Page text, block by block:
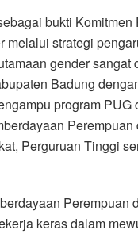
bukti Komitmen
strategi
gender
Badung
program PUG
Perguruan Tinggi
Perempuan
keras dalam